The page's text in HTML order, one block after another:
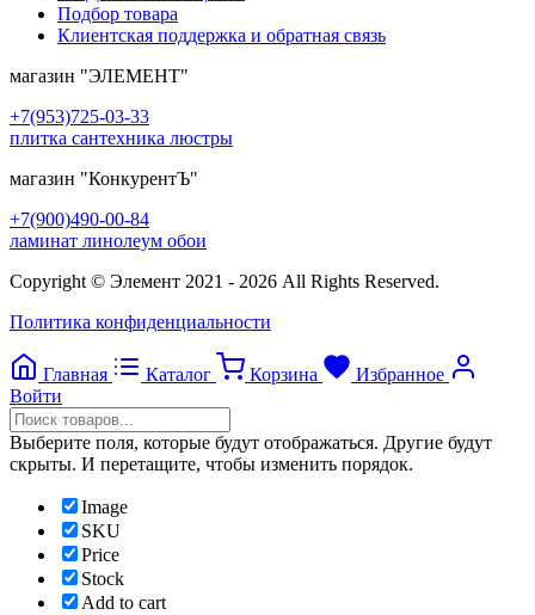
Подбор товара
Клиентская поддержка и обратная связь
магазин "ЭЛЕМЕНТ"
+7(953)725-03-33
плитка сантехника люстры
магазин "КонкурентЪ"
+7(900)490-00-84
ламинат линолеум обои
Copyright © Элемент 2021 - 2026 All Rights Reserved.
Политика конфиденциальности
Главная Каталог Корзина
Избранное
Войти
Выберите поля, которые будут отображаться. Другие будут
скрыты. И перетащите, чтобы изменить порядок.
Image
SKU
Price
Stock
Add to cart